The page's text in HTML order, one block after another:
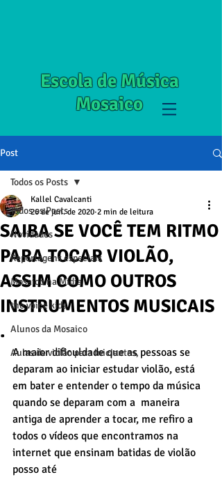
Escola de Música
Mosaico
Post
Todos os Posts
Novidades
Reportagens especiais
Mosaico na Mídia
the voice kids
Alunos da Mosaico
Aulas de violão para iniciantes,
Todos os Posts
SAIBA SE VOCÊ TEM RITMO
PARA TOCAR VIOLÃO,
ASSIM COMO OUTROS
INSTRUMENTOS MUSICAIS
.
Kallel Cavalcanti
26 de jun. de 2020 2 min de leitura
A maior dificuldade que as pessoas se
deparam ao iniciar estudar violão, está
em bater e entender o tempo da música
quando se deparam com a  maneira
antiga de aprender a tocar, me refiro a
todos o vídeos que encontramos na
internet que ensinam batidas de violão
posso até